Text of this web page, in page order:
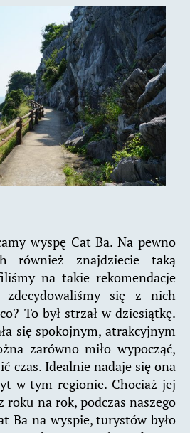
wyspę Cat Ba. Na pewno
również znajdziecie taką
na takie rekomendacje
się z nich
To był strzał w dziesiątkę.
się spokojnym, atrakcyjnym
zarówno miło wypocząć,
czas. Idealnie nadaje się ona
w tym regionie. Chociaż jej
roku na rok, podczas naszego
Ba na wyspie, turystów było